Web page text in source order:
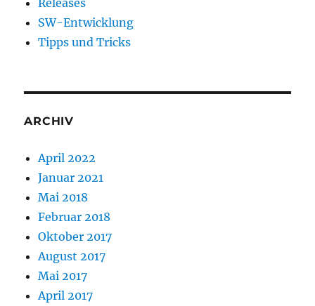
SW-Entwicklung
Tipps und Tricks
ARCHIV
April 2022
Januar 2021
Mai 2018
Februar 2018
Oktober 2017
August 2017
Mai 2017
April 2017